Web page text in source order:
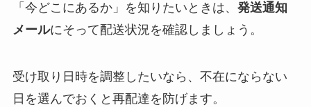
「今どこにあるか」を知りたいときは、 発送通知
メールにそって配送状況を確認しましょう。
受け取り日時を調整したいなら、不在にならない
日を選んでおくと再配達を防げます。